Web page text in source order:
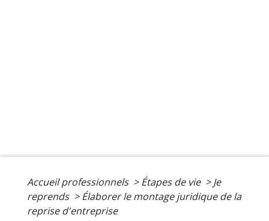
Accueil professionnels > Étapes de vie > Je
reprends > Élaborer le montage juridique de la
reprise d'entreprise